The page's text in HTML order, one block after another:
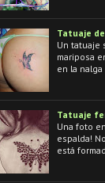
Tatuaje
Un tatuaje
mariposa
en la nalga
Tatuaje
Una foto
espalda!
está